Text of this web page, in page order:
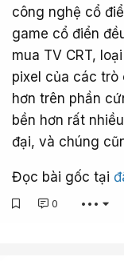
công nghệ cổ
game cổ điển
mua TV CRT,
pixel của các
hơn trên phần
bền hơn rất
đại, và chúng
Đọc bài gốc tại
0 •••